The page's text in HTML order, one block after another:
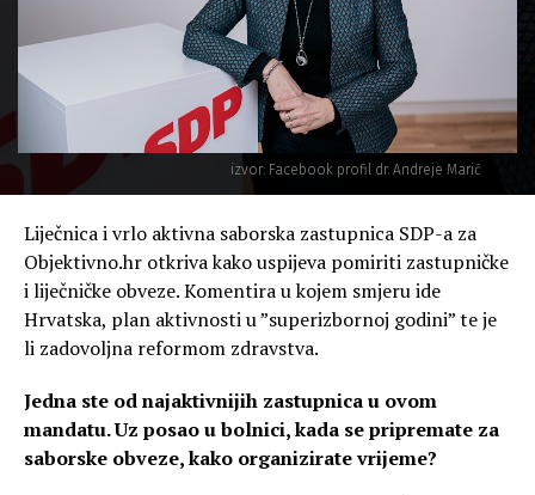
izvor: Facebook profil dr. Andreje Marić
Liječnica i vrlo aktivna saborska zastupnica SDP-a za
Objektivno.hr otkriva kako uspijeva pomiriti zastupničke
i liječničke obveze. Komentira u kojem smjeru ide
Hrvatska, plan aktivnosti u ”superizbornoj godini” te je
li zadovoljna reformom zdravstva.
Jedna ste od najaktivnijih zastupnica u ovom
mandatu. Uz posao u bolnici, kada se pripremate za
saborske obveze, kako organizirate vrijeme?